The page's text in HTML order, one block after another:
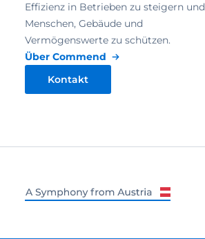
Effizienz in Betrieben zu steigern und
Menschen, Gebäude und
Vermögenswerte zu schützen.
Über Commend
Kontakt